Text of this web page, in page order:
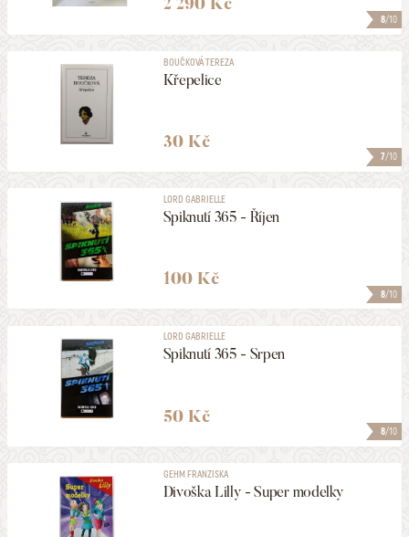
8/10
2 290 Kč
7/10
BOUČKOVÁ TEREZA
Křepelice
30 Kč
8/10
LORD GABRIELLE
Spiknutí 365 - Říjen
100 Kč
8/10
LORD GABRIELLE
Spiknutí 365 - Srpen
50 Kč
GEHM FRANZISKA
Divoška Lilly - Super modelky